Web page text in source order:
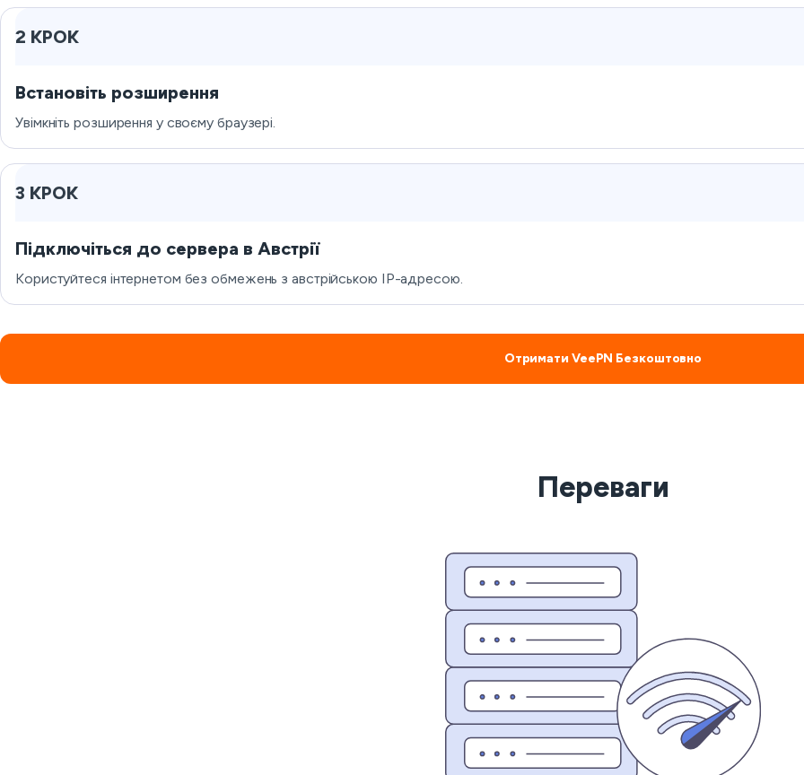
2 КРОК
Встановіть розширення
Увімкніть розширення у своєму браузері.
3 КРОК
Підключіться до сервера в Австрії
Користуйтеся інтернетом без обмежень з австрійською IP-адресою.
Отримати VeePN Безкоштовно
Переваги